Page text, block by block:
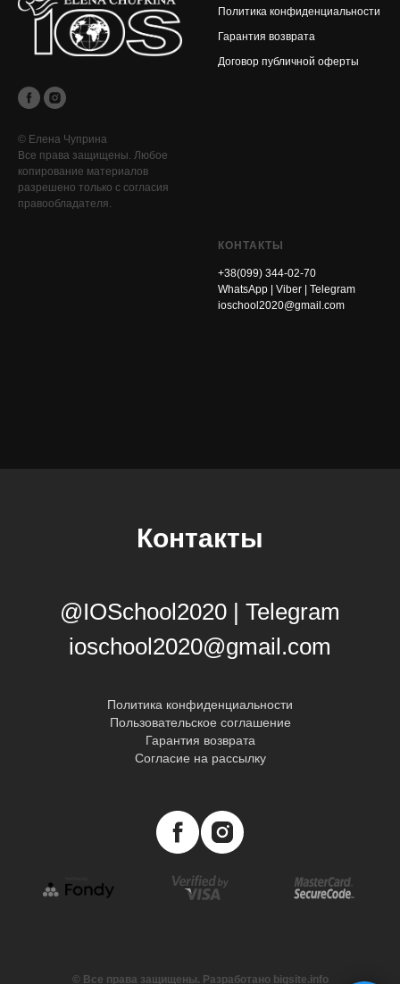
© Елена Чуприна
Все права защищены. Любое
копирование материалов
разрешено только с согласия
правообладателя.
Политика конфиденциальности
Гарантия возврата
Договор публичной оферты
КОНТАКТЫ
+38(099) 344-02-70
WhatsApp | Viber | Telegram
ioschool2020@gmail.com
Контакты
@IOSchool2020 | Telegram
ioschool2020@gmail.com
Политика конфиденциальности
Пользовательское соглашение
Гарантия возврата
Согласие на рассылку
© Все права защищены. Разработано bigsite.info